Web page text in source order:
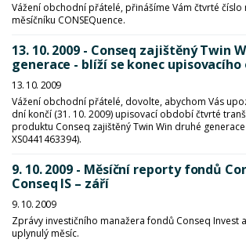
Vážení obchodní přátelé, přinášíme Vám čtvrté číslo
měsíčníku CONSEQuence.
13. 10. 2009 - Conseq zajištěný Twin
generace - blíží se konec
13. 10. 2009
Vážení obchodní přátelé, dovolte, abychom Vás
dní končí (31. 10. 2009) upisovací období čtvrté
produktu Conseq zajištěný Twin Win druhé generace
XS0441463394).
9. 10. 2009 - Měsíční reporty fondů
Conseq IS – září
9. 10. 2009
Zprávy investičního manažera fondů Conseq Invest
uplynulý měsíc.